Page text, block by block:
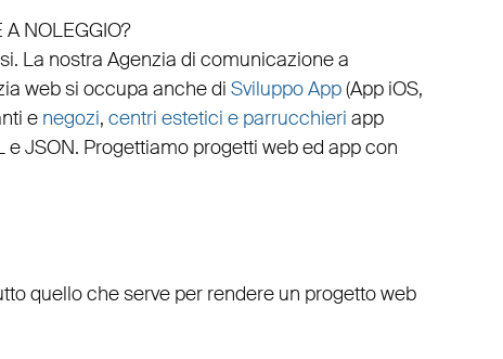
NOLEGGIO?
La nostra Agenzia di comunicazione a
websi occupa anche di Sviluppo App(App iOS,
e negozi, centri estetici e parrucchieri app
eJSON. Progettiamo progetti webed appcon
quello che serve per rendere un progetto web